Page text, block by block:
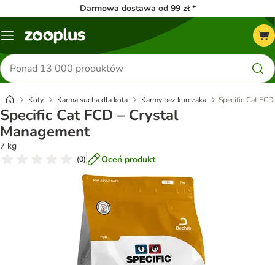
Darmowa dostawa od 99 zł *
Menu
Szukaj
produktów
Koty Karma sucha dla kota Karmy bez kurczaka Specific Cat
Specific Cat FCD – Crystal
Management
7 kg
(0) Oceń produkt